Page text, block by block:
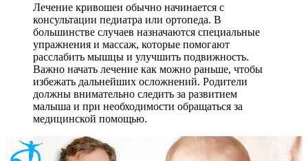
Лечение кривошеи обычно начинается с
консультации педиатра или ортопеда. В
большинстве случаев назначаются специальные
упражнения и массаж, которые помогают
расслабить мышцы и улучшить подвижность.
Важно начать лечение как можно раньше, чтобы
избежать дальнейших осложнений. Родители
должны внимательно следить за развитием
малыша и при необходимости обращаться за
медицинской помощью.